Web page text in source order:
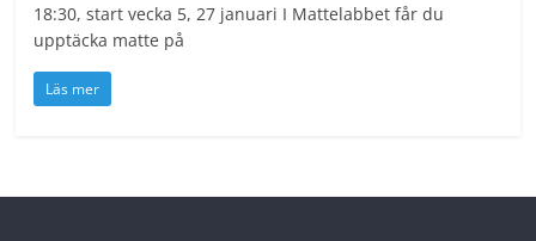
18:30, start vecka 5, 27 januari I Mattelabbet får du
upptäcka matte på
Läs mer